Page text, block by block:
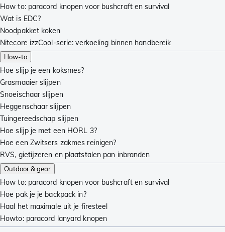
How to: paracord knopen voor bushcraft en survival
Wat is EDC?
Noodpakket koken
Nitecore izzCool-serie: verkoeling binnen handbereik
How-to
Hoe slijp je een koksmes?
Grasmaaier slijpen
Snoeischaar slijpen
Heggenschaar slijpen
Tuingereedschap slijpen
Hoe slijp je met een HORL 3?
Hoe een Zwitsers zakmes reinigen?
RVS, gietijzeren en plaatstalen pan inbranden
Outdoor & gear
How to: paracord knopen voor bushcraft en survival
Hoe pak je je backpack in?
Haal het maximale uit je firesteel
Howto: paracord lanyard knopen